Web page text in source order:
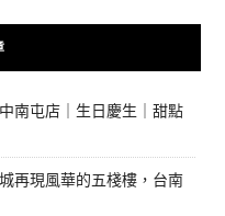
南屯店｜生日慶生｜甜點
再現風華的五棧樓，台南